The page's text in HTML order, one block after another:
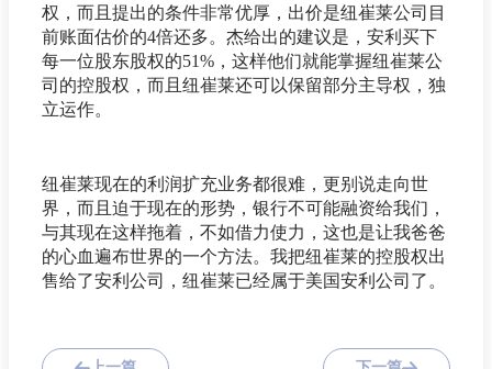
权，而且提出的条件非常优厚，出价是纽崔莱公司目
前账面估价的4倍还多。杰给出的建议是，安利买下
每一位股东股权的51%，这样他们就能掌握纽崔莱公
司的控股权，而且纽崔莱还可以保留部分主导权，独
立运作。
纽崔莱现在的利润扩充业务都很难，更别说走向世
界，而且迫于现在的形势，银行不可能融资给我们，
与其现在这样拖着，不如借力使力，这也是让我爸爸
的心血遍布世界的一个方法。我把纽崔莱的控股权出
售给了安利公司，纽崔莱已经属于美国安利公司了。